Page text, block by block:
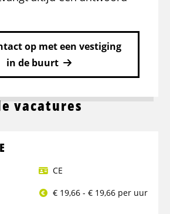
op met een vestiging
in de buurt
vacatures
CE
€ 19,66 - € 19,66 per uur